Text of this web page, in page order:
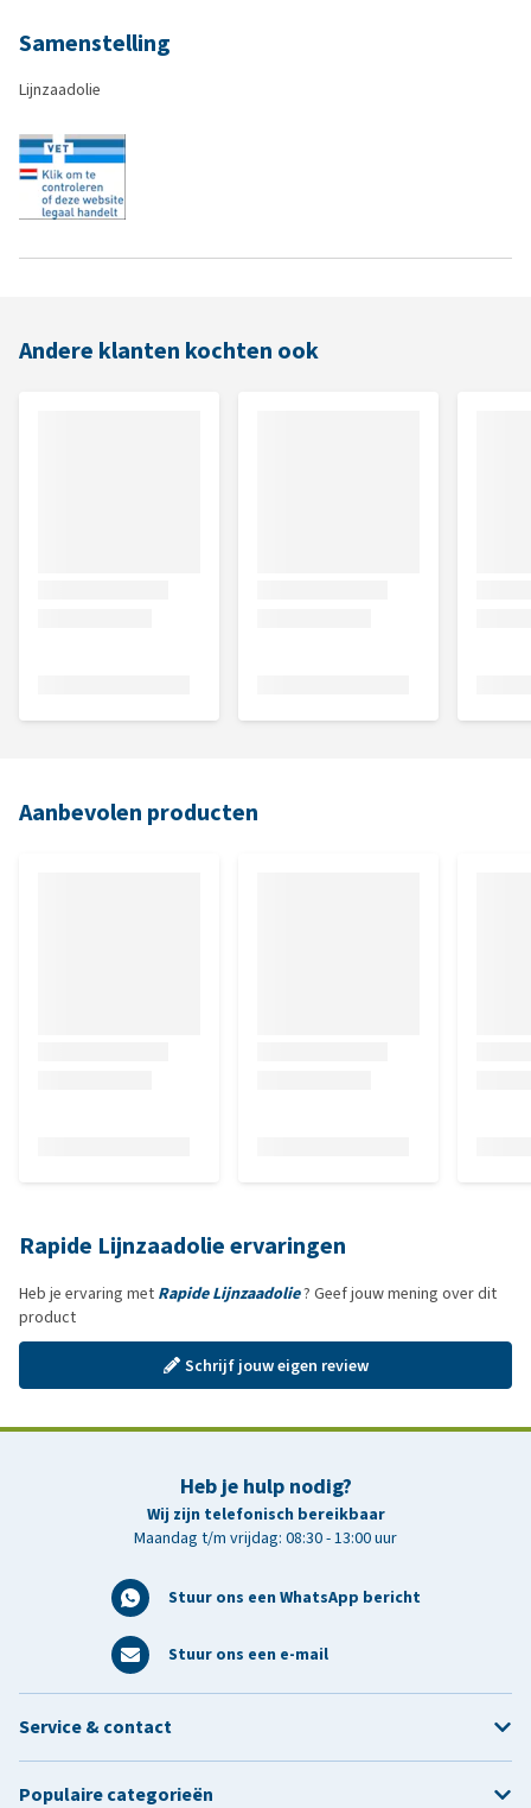
Samenstelling
Lijnzaadolie
Andere klanten kochten ook
Aanbevolen producten
Rapide Lijnzaadolie ervaringen
Heb je ervaring met Rapide Lijnzaadolie? Geef jouw mening over dit
product
Schrijf jouw eigen review
Heb je hulp nodig?
Wij zijn telefonisch bereikbaar
Maandag t/m vrijdag: 08:30 - 13:00 uur
Stuur ons een WhatsApp bericht
Stuur ons een e-mail
Service & contact
Populaire categorieën